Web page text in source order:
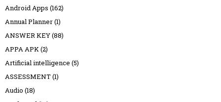
Android Apps (162)
Annual Planner(1)
ANSWER KEY(88)
APPA APK(2)
Artificial intelligence (5)
ASSESSMENT(1)
Audio (18)